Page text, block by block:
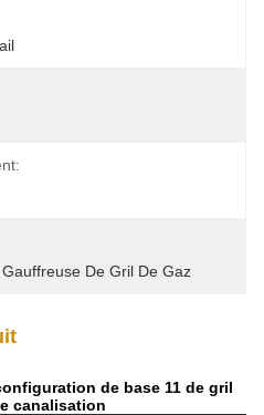
Gauffreuse De Gril De Gaz
de base 11 de gril
canalisation